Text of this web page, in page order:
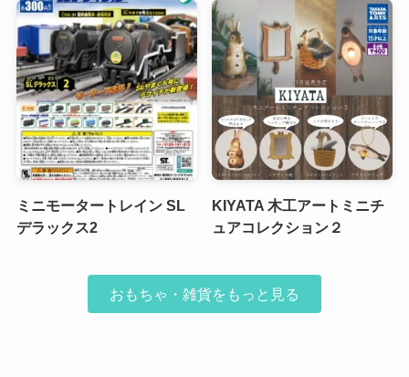
ミニモータートレイン SL
デラックス2
KIYATA 木工アートミニチ
ュアコレクション２
おもちゃ・雑貨をもっと見る